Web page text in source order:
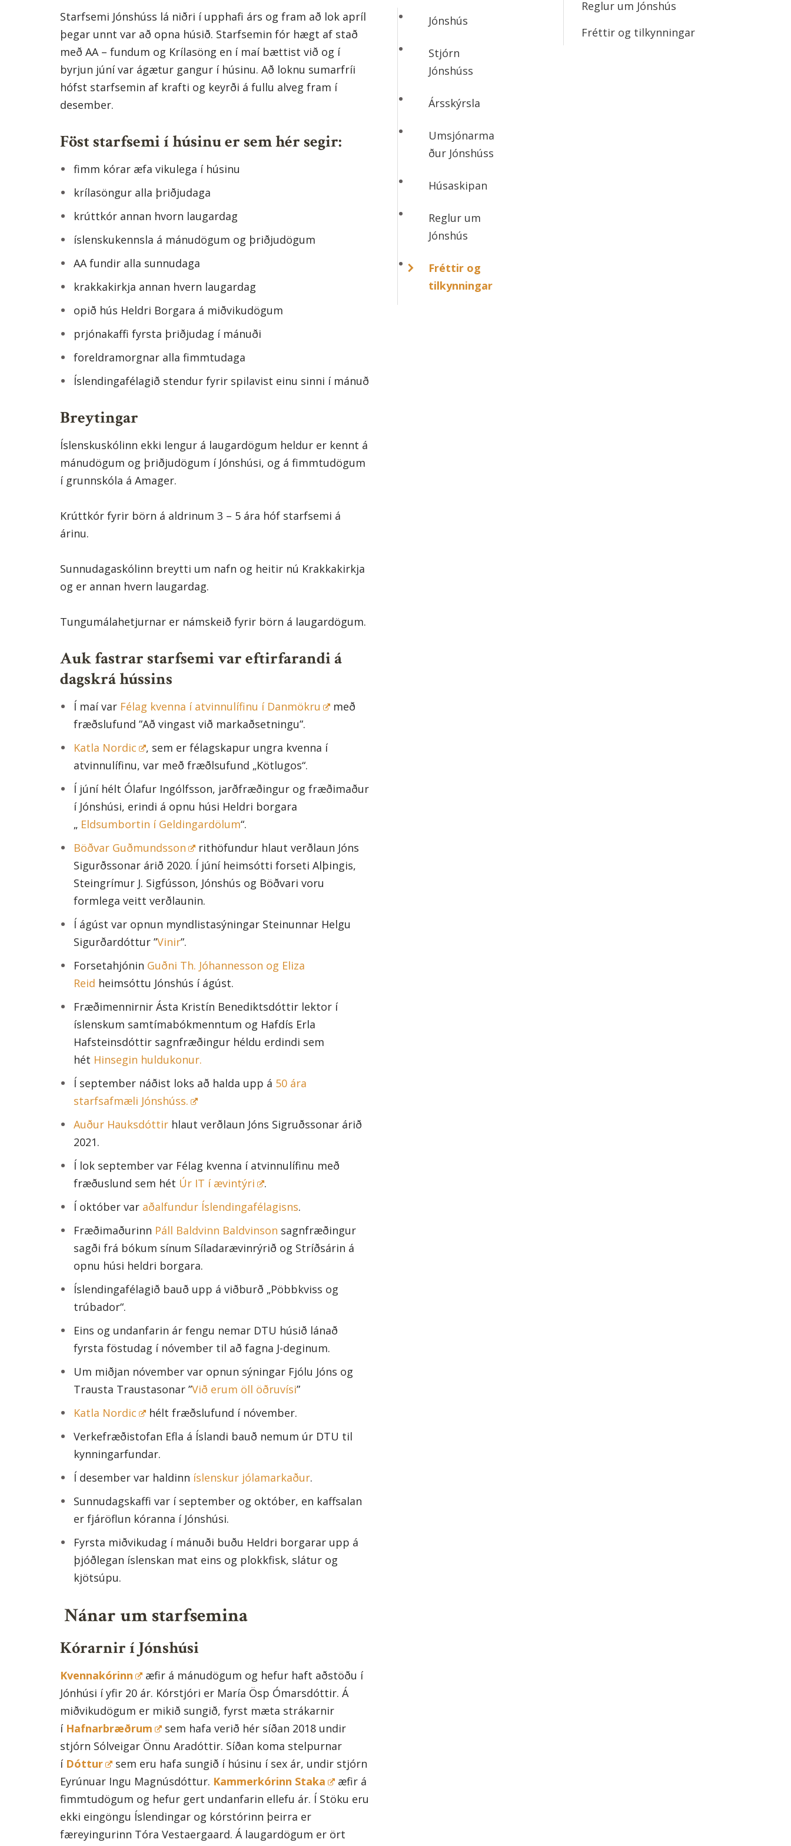
Starfsemi Jónshúss lá niðri í upphafi árs og fram að lok apríl
þegar unnt var að opna húsið. Starfsemin fór hægt af stað
með AA – fundum og Krílasöng en í maí bættist við og í
byrjun júní var ágætur gangur í húsinu. Að loknu sumarfríi
hófst starfsemin af krafti og keyrði á fullu alveg fram í
desember.
Föst starfsemi í húsinu er sem hér segir:
fimm kórar æfa vikulega í húsinu
krílasöngur alla þriðjudaga
krúttkór annan hvorn laugardag
íslenskukennsla á mánudögum og þriðjudögum
AA fundir alla sunnudaga
krakkakirkja annan hvern laugardag
opið hús Heldri Borgara á miðvikudögum
prjónakaffi fyrsta þriðjudag í mánuði
foreldramorgnar alla fimmtudaga
Íslendingafélagið stendur fyrir spilavist einu sinni í mánuð
Breytingar
Íslenskuskólinn ekki lengur á laugardögum heldur er kennt á
mánudögum og þriðjudögum í Jónshúsi, og á fimmtudögum
í grunnskóla á Amager.
Krúttkór fyrir börn á aldrinum 3 – 5 ára hóf starfsemi á
árinu.
Sunnudagaskólinn breytti um nafn og heitir nú Krakkakirkja
og er annan hvern laugardag.
Tungumálahetjurnar er námskeið fyrir börn á laugardögum.
Auk fastrar starfsemi var eftirfarandi á
dagskrá hússins
Í maí var Félag kvenna í atvinnulífinu í Danmökru
með
fræðslufund ”Að vingast við markaðsetningu”.
Katla Nordic
, sem er félagskapur ungra kvenna í
atvinnulífinu, var með fræðlsufund „Kötlugos“.
Í júní hélt Ólafur Ingólfsson, jarðfræðingur og fræðimaður
í Jónshúsi, erindi á opnu húsi Heldri borgara
„ Eldsumbortin í Geldingardölum“.
Böðvar Guðmundsson
rithöfundur hlaut verðlaun Jóns
Sigurðssonar árið 2020. Í júní heimsótti forseti Alþingis,
Steingrímur J. Sigfússon, Jónshús og Böðvari voru
formlega veitt verðlaunin.
Í ágúst var opnun myndlistasýningar Steinunnar Helgu
Sigurðardóttur ”Vinir”.
Forsetahjónin Guðni Th. Jóhannesson og Eliza
Reid heimsóttu Jónshús í ágúst.
Fræðimennirnir Ásta Kristín Benediktsdóttir lektor í
íslenskum samtímabókmenntum og Hafdís Erla
Hafsteinsdóttir sagnfræðingur héldu erdindi sem
hét Hinsegin huldukonur.
Í september náðist loks að halda upp á 50 ára
starfsafmæli Jónshúss.
Auður Hauksdóttirhlaut verðlaun Jóns Sigruðssonar árið
2021.
Í lok september var Félag kvenna í atvinnulífinu með
fræðuslund sem hét Úr IT í ævintýri
.
Í október var aðalfundur Íslendingafélagisns.
Fræðimaðurinn Páll Baldvinn Baldvinson sagnfræðingur
sagði frá bókum sínum Síladarævinrýrið og Stríðsárin á
opnu húsi heldri borgara.
Íslendingafélagið bauð upp á viðburð „Pöbbkviss og
trúbador“.
Eins og undanfarin ár fengu nemar DTU húsið lánað
fyrsta föstudag í nóvember til að fagna J-deginum.
Um miðjan nóvember var opnun sýningar Fjólu Jóns og
Trausta Traustasonar ”Við erum öll öðruvísi”
Katla Nordic
hélt fræðslufund í nóvember.
Verkefræðistofan Efla á Íslandi bauð nemum úr DTU til
kynningarfundar.
Í desember var haldinn íslenskur jólamarkaður.
Sunnudagskaffi var í september og október, en kaffsalan
er fjáröflun kóranna í Jónshúsi.
Fyrsta miðvikudag í mánuði buðu Heldri borgarar upp á
þjóðlegan íslenskan mat eins og plokkfisk, slátur og
kjötsúpu.
Nánar um starfsemina
Kórarnir í Jónshúsi
Kvennakórinn
æfir á mánudögum og hefur haft aðstöðu í
Jónhúsi í yfir 20 ár. Kórstjóri er María Ösp Ómarsdóttir. Á
miðvikudögum er mikið sungið, fyrst mæta strákarnir
í Hafnarbræðrum
sem hafa verið hér síðan 2018 undir
stjórn Sólveigar Önnu Aradóttir. Síðan koma stelpurnar
í Dóttur
sem eru hafa sungið í húsinu í sex ár, undir stjórn
Eyrúnuar Ingu Magnúsdóttur. Kammerkórinn Staka
æfir á
fimmtudögum og hefur gert undanfarin ellefu ár. Í Stöku eru
ekki eingöngu Íslendingar og kórstórinn þeirra er
færeyingurinn Tóra Vestaergaard. Á laugardögum er ört
Jónshús
Stjórn
Jónshúss
Ársskýrsla
Umsjónarma
ður Jónshúss
Húsaskipan
Reglur um
Jónshús
Fréttir og
tilkynningar
Reglur um Jónshús
Fréttir og tilkynningar